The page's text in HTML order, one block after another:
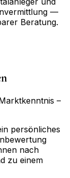
—
Beratung.
–
persönliches
nach
zu einem